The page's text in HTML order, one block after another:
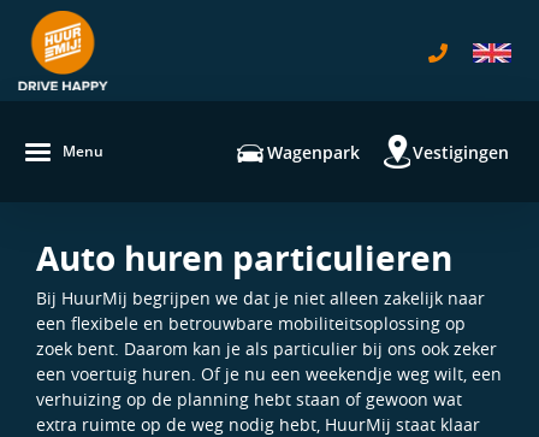
Menu Wagenpark Vestigingen
Auto huren particulieren
Bij HuurMij begrijpen we dat je niet alleen zakelijk naar
een flexibele en betrouwbare mobiliteitsoplossing op
zoek bent. Daarom kan je als particulier bij ons ook zeker
een voertuig huren. Of je nu een weekendje weg wilt, een
verhuizing op de planning hebt staan of gewoon wat
extra ruimte op de weg nodig hebt, HuurMij staat klaar